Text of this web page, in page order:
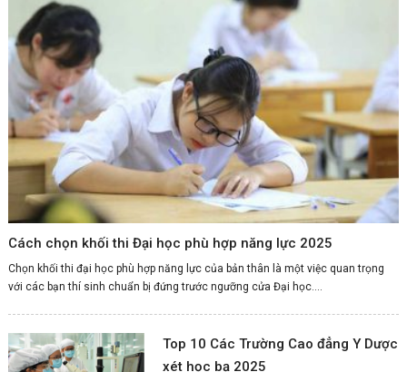
Cách chọn khối thi Đại học phù hợp năng lực 2025
Chọn khối thi đại học phù hợp năng lực của bản thân là một việc quan trọng
với các bạn thí sinh chuẩn bị đứng trước ngưỡng cửa Đại học....
Top 10 Các Trường Cao đẳng Y Dược
xét học bạ 2025